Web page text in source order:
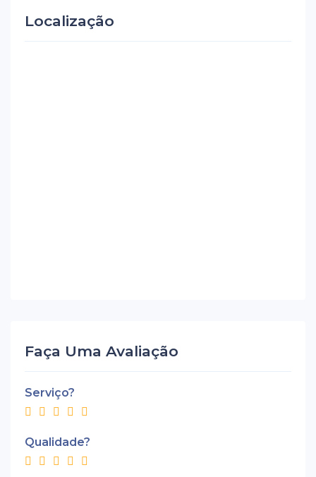
Localização
Faça Uma Avaliação
Serviço?
Qualidade?